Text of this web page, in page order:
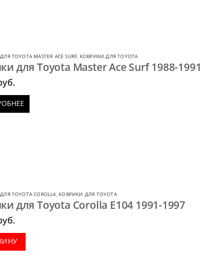
TOYOTA MASTER ACE SURF, КОВРИКИ ДЛЯ TOYOTA
для Toyota Master Ace Surf 1988-1991
TOYOTA COROLLA, КОВРИКИ ДЛЯ TOYOTA
для Toyota Corolla E104 1991-1997